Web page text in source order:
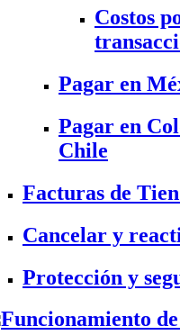
Costos
Pagar en
Pagar en
Chile
Facturas de
Cancelar y
Protección y
Funcionamiento